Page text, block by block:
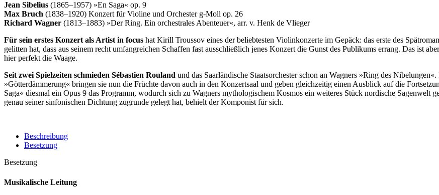
Jean Sibelius (1865–1957) »En Saga« op. 9
Max Bruch (1838–1920) Konzert für Violine und Orchester g-Moll op. 26
Richard Wagner (1813–1883) »Der Ring. Ein orchestrales Abenteuer«, arr. v. Henk de Vlieger
Für sein erstes Konzert als Artist in focus hat Kirill Troussov eines der beliebtesten Violinkonzerte im Gepäck: das erste des
gelitten hat, dass aus seinem recht umfangreichen Schaffen fast ausschließlich jenes Konzert die Gunst des Publikums errang. Das ist
hier perfekt die Waage.
Seit zwei Spielzeiten schmieden Sébastien Rouland und das Saarländische Staatsorchester schon an Wagners »Ring des
»Götterdämmerung« bringen sie nun die Früchte davon auch in den Konzertsaal und geben gleichzeitig einen Ausblick auf die
Saga« diesmal ein Opus 9 das Programm, wodurch sich zu Wagners mythologischem Kosmos ein weiteres Stück nordische Sagenwelt
genau seiner sinfonischen Dichtung zugrunde gelegt hat, behielt der Komponist für sich.
Beschreibung
Besetzung
Besetzung
Musikalische Leitung